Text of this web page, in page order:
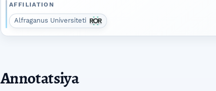
AFFILIATION
Alfraganus Universiteti
Annotatsiya